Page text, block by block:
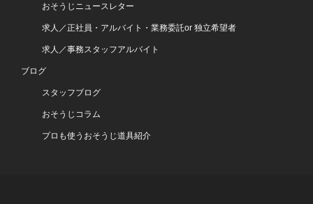
おそうじニュースレター
求人／正社員・アルバイト・業務委託or 独立希望者
求人／事務スタッフアルバイト
ブログ
スタッフブログ
おそうじコラム
プロも使うおそうじ道具紹介